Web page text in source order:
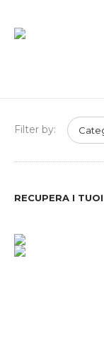
Filter by:
RECUPERA I